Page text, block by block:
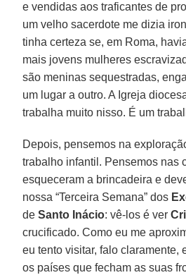
e vendidas aos traficantes de
um velho sacerdote me dizia
tinha certeza se, em Roma,
mais jovens mulheres
são meninas sequestradas,
um lugar a outro. A Igreja
trabalha muito nisso. É um
Depois, pensemos na
trabalho infantil. Pensemos nas
esqueceram a brincadeira e
nossa “Terceira Semana” dos
deSanto Inácio: vê-los é ver
crucificado. Como eu me
eu tento visitar, falo claramente,
os países que fecham as suas